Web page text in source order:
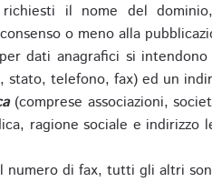
il nome del
o meno alla
dati anagrafici si intendono
stato, telefono, fax) ed un
(comprese associazioni,
ragione sociale e
numero di fax, tutti gli altri